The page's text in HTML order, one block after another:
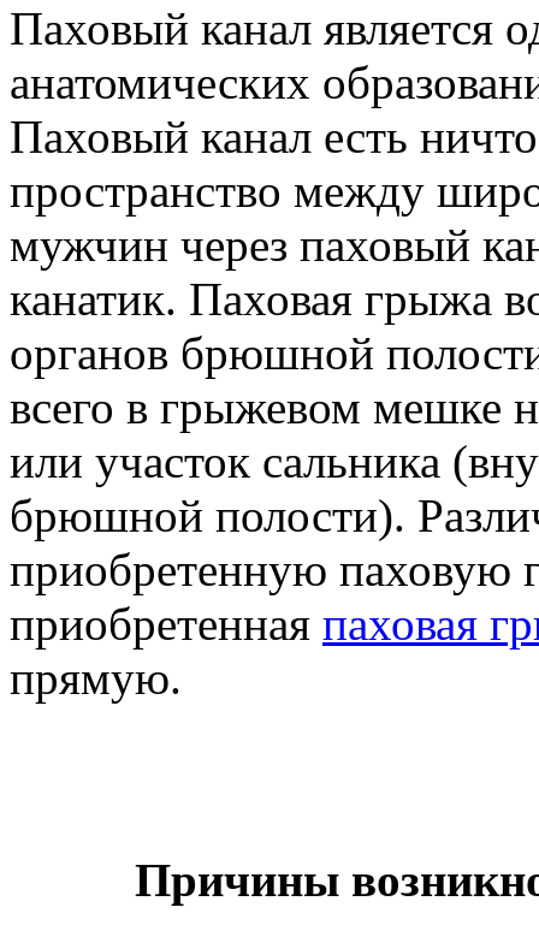
Паховый канал является
анатомических
Паховый канал есть
пространство между
мужчин через паховый
канатик. Паховая грыжа
органов брюшной
всего в грыжевом мешке
или участок сальника
брюшной полости).
приобретенную паховую
приобретенная паховая
прямую.
Причины